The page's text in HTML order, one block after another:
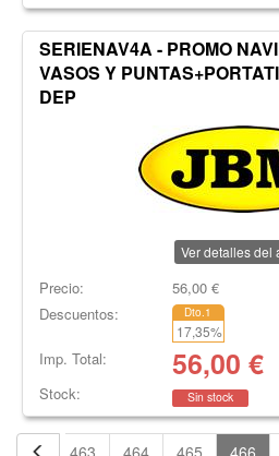
SERIENAV4A - PROMO
VASOS Y
DEP
Ver detalles del
Precio: 56,00€
Descuentos:
Dto.1
17,35%
Imp. Total: 56,00 €
Stock: Sin stock
462 463 464 465 466